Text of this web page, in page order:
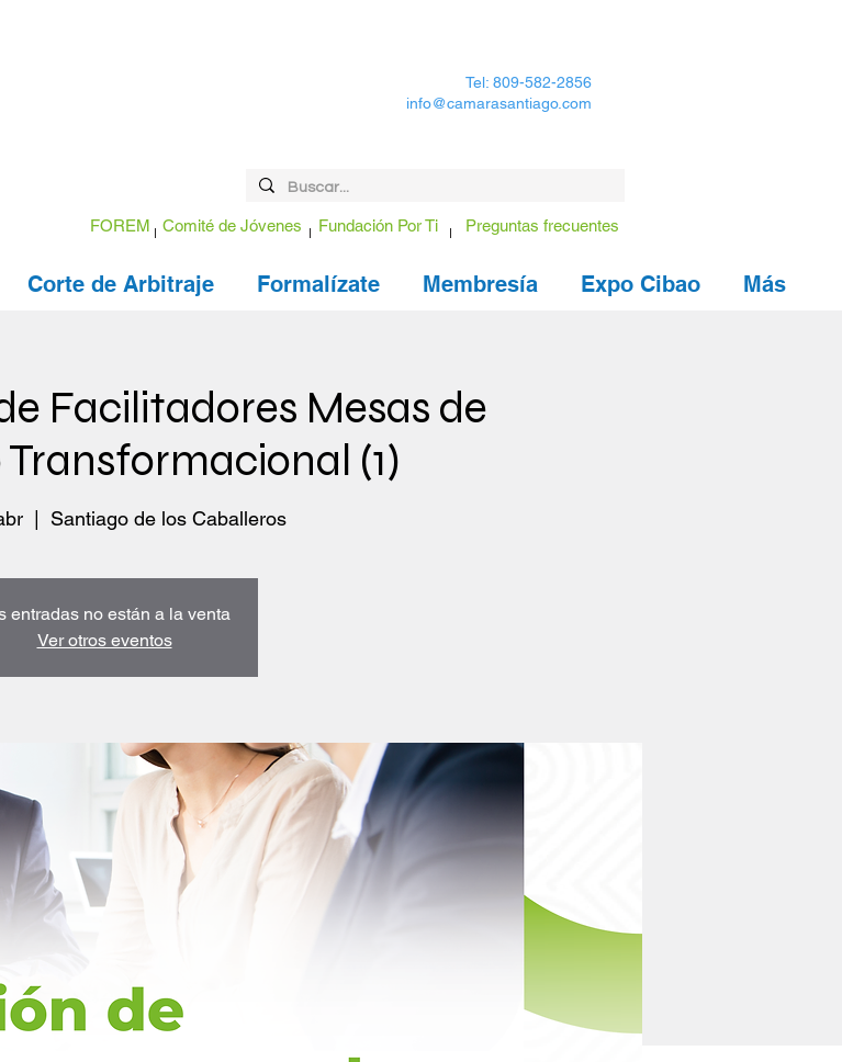
Tel: 809-582-2856
info@camarasantiago.com
FOREM Comité de Jóvenes Fundación Por Ti Preguntas frecuentes
Corte de Arbitraje Formalízate Membresía Expo Cibao Más
Facilitadores Mesas de
(1)
  |
Santiago de los Caballeros
entradas no están a la venta
Ver otros eventos